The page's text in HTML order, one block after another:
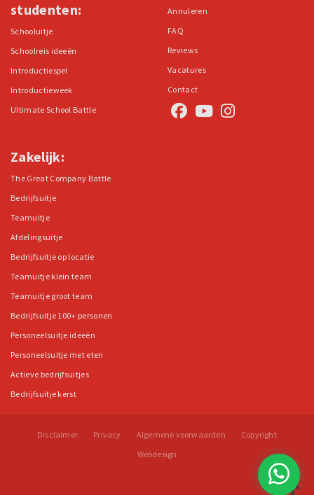
studenten:
Schooluitje
Schoolreis ideeën
Introductiespel
Introductieweek
Ultimate School Battle
Annuleren
FAQ
Reviews
Vacatures
Contact
Zakelijk:
The Great Company Battle
Bedrijfsuitje
Teamuitje
Afdelingsuitje
Bedrijfsuitje op locatie
Teamuitje klein team
Teamuitje groot team
Bedrijfsuitje 100+ personen
Personeelsuitje ideeën
Personeelsuitje met eten
Actieve bedrijfsuitjes
Bedrijfsuitje kerst
Disclaimer Privacy Algemene voorwaarden
Copyright
Webdesign